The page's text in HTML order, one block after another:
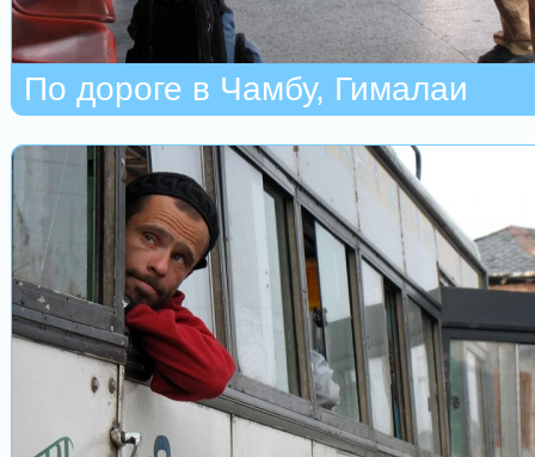
По дороге в Чамбу, Гималаи